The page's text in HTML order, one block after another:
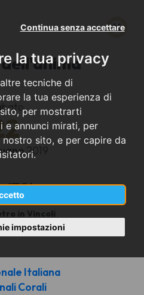
la tua privacy
tecniche di
la tua esperienza di
per mostrarti
e annunci mirati, per
sito, e per capire da
Continua senza accettare
impostazioni
2019
(TO)
in Vincoli
Italiana
Corali